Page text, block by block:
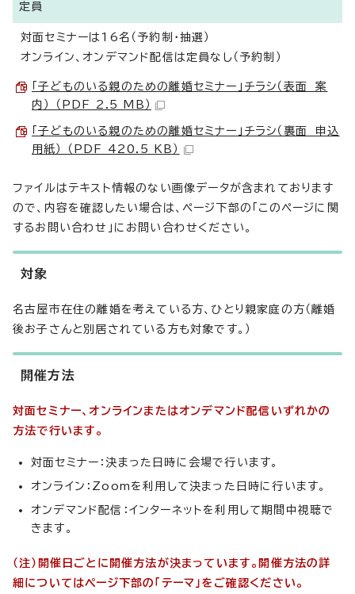
定員
対面セミナーは16名（予約制・抽選）
オンライン、オンデマンド配信は定員なし（予約制）
「子どものいる親のための離婚セミナー」チラシ（表面 案
内） （PDF 2.5 MB）
「子どものいる親のための離婚セミナー」チラシ（裏面 申込
用紙） （PDF 420.5 KB）
ファイルはテキスト情報のない画像データが含まれております
ので、内容を確認したい場合は、ページ下部の「このページに関
するお問い合わせ」にお問い合わせください。
対象
名古屋市在住の離婚を考えている方、ひとり親家庭の方（離婚
後お子さんと別居されている方も対象です。）
開催方法
対面セミナー、オンラインまたはオンデマンド配信いずれかの
方法で行います。
対面セミナー：決まった日時に会場で行います。
オンライン：Zoomを利用して決まった日時に行います。
オンデマンド配信：インターネットを利用して期間中視聴で
きます。
（注）開催日ごとに開催方法が決まっています。開催方法の詳
細についてはページ下部の「テーマ」をご確認ください。